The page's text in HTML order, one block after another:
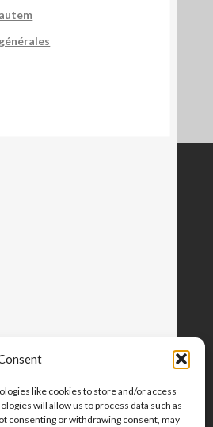
like cookies to store and/or access
will allow us to process data such as
consenting or withdrawing consent, may